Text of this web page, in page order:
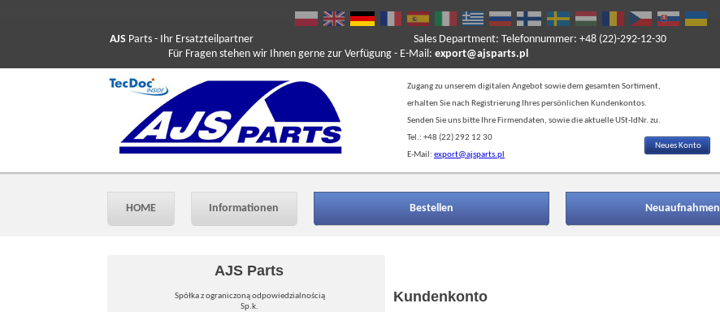
AJS Parts - Ihr Ersatzteilpartner
Für Fragen stehen wir Ihnen gerne zur Verfügung - E-Mail: export@ajsparts.pl
Sales Department: Telefonnummer: +48 (22)-292-12-30
Zugang zu unserem digitalen Angebot sowie dem gesamten Sortiment,
erhalten Sie nach Registrierung Ihres persönlichen Kundenkontos.
Senden Sie uns bitte Ihre Firmendaten, sowie die aktuelle USt-IdNr. zu.
Tel.: +48 (22) 292 12 30
E-Mail: export@ajsparts.pl
Neues Konto
HOME Informationen Bestellen Neuaufnahmen
AJS Parts
Spółka z ograniczoną odpowiedzialnością
Sp.k.
Kundenkonto